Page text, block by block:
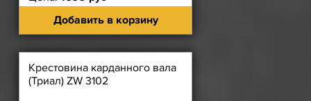
Добавить в корзину
Крестовина карданного вала
(Триал) ZW 3102